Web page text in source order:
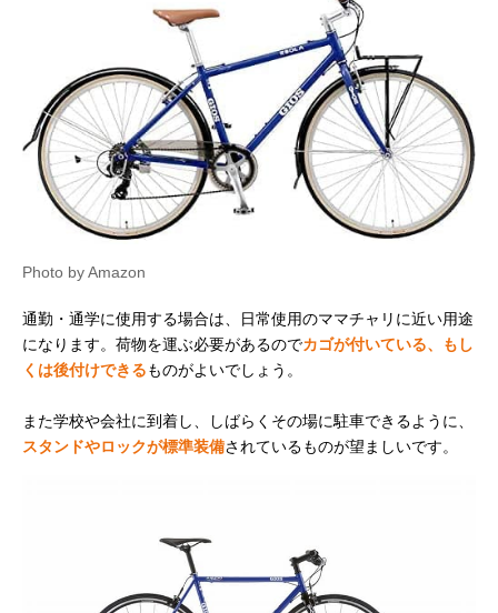
Photo by Amazon
通勤・通学に使用する場合は、日常使用のママチャリに近い用途
になります。荷物を運ぶ必要があるのでカゴが付いている、もし
くは後付けできるものがよいでしょう。
また学校や会社に到着し、しばらくその場に駐車できるように、
スタンドやロックが標準装備されているものが望ましいです。